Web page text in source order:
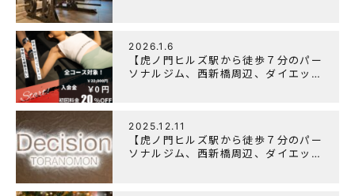
2026.1.6
【虎ノ門ヒルズ駅から徒歩７分のパー
ソナルジム、西新橋周辺、ダイエット
2025.12.11
【虎ノ門ヒルズ駅から徒歩７分のパー
ソナルジム、西新橋周辺、ダイエット